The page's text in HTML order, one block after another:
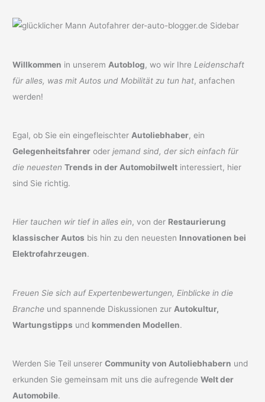
Willkommen in unserem Autoblog, wo wir Ihre Leidenschaft
für alles, was mit Autos und Mobilität zu tun hat, anfachen
werden!
Egal, ob Sie ein eingefleischter Autoliebhaber, ein
Gelegenheitsfahrer oderjemand sind, der sich einfach für
die neuesten Trends in der Automobilwelt interessiert, hier
sind Sie richtig.
Hier tauchen wir tief in alles ein, von der Restaurierung
klassischer Autos bis hin zu den neuesten Innovationen bei
Elektrofahrzeugen.
Freuen Sie sich auf Expertenbewertungen, Einblicke in die
Branche und spannende Diskussionen zur Autokultur,
Wartungstipps und kommenden Modellen.
Werden Sie Teil unsererCommunity von Autoliebhabern und
erkunden Sie gemeinsam mit uns die aufregendeWelt der
Automobile.